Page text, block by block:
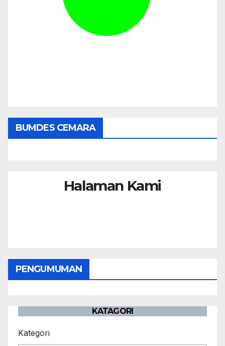
BUMDES CEMARA
Halaman Kami
PENGUMUMAN
KATAGORI
Kategori